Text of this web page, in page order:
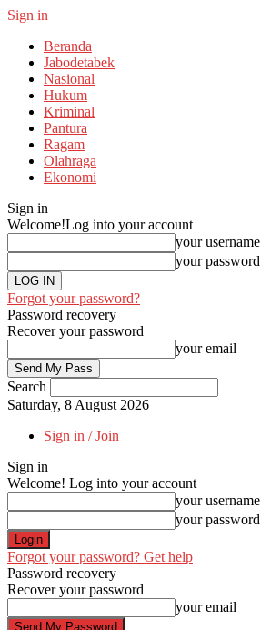
Sign in
Beranda
Jabodetabek
Nasional
Hukum
Kriminal
Pantura
Ragam
Olahraga
Ekonomi
Sign in
Welcome!Log into your account
your username
your password
Forgot your password?
Password recovery
Recover your password
your email
Search
Saturday, 8 August 2026
Sign in / Join
Sign in
Welcome! Log into your account
your username
your password
Forgot your password? Get help
Password recovery
Recover your password
your email